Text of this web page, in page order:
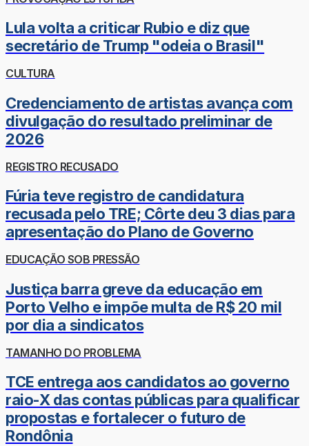
Lula volta a criticar Rubio e diz que
secretário de Trump "odeia o Brasil"
CULTURA
Credenciamento de artistas avança com
divulgação do resultado preliminar de
2026
REGISTRO RECUSADO
Fúria teve registro de candidatura
recusada pelo TRE; Côrte deu 3 dias para
apresentação do Plano de Governo
EDUCAÇÃO SOB PRESSÃO
Justiça barra greve da educação em
Porto Velho e impõe multa de R$ 20 mil
por dia a sindicatos
TAMANHO DO PROBLEMA
TCE entrega aos candidatos ao governo
raio-X das contas públicas para qualificar
propostas e fortalecer o futuro de
Rondônia